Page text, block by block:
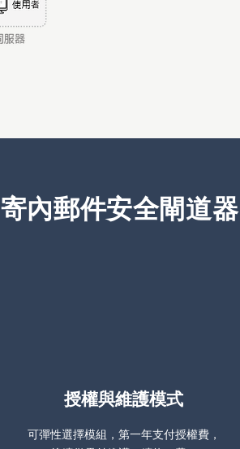
寄內郵件安全閘道器
授權與維護模式
可彈性選擇模組，第一年支付授權費，